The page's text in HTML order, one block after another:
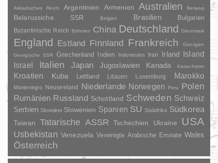
Akkadisches Reich Argentinien Armenien Australien Belarus
Belarussiche SSR Belgien Brasilien Bulgarien
Byzantinische Reich Böhmen China Deutschland Dänemark
England Estland Finnland Frankreich
Georgien
Georgische SSR
Griechenland Indien Indonesien Iran Irland
Island
Israel
Italien Japan Jugoslawien Kanada Kasachstan
Kroatien Kuba Lettland Litauen Luxemburg Marokko
Montenegro Neuseeland Niederlande Norwegen Peru
Polen
Rumänien Russland Schottland Schweden Schweiz
Serbien Slowakei Slowenien Spanien SU Südafrika Südkorea
Taiwan Tatarische ASSR Tschechien Ukraine USA
Usbekistan Venezuela Vereinigte Arabische Emirate Wales
Österreich